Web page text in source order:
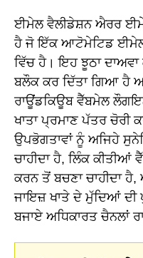
ਈਮੇਲ ਵੈਲੀਡੇਸ਼ਨ ਐਰਰ
ਹੈ ਜੋ ਇੱਕ ਆਟੋਮੇਟਿਡ
ਵਿੱਚ ਹੈ। ਇਹ ਝੂਠਾ
ਬਲੌਕ ਕਰ ਦਿੱਤਾ ਗਿਆ ਹੈ
ਰਾਊਂਡਕਿਊਬ ਵੈੱਬਮੇਲ
ਖਾਤਾ ਪ੍ਰਮਾਣ ਪੱਤਰ ਚੋਰੀ
ਉਪਭੋਗਤਾਵਾਂ ਨੂੰ ਅਜਿਹੇ
ਚਾਹੀਦਾ ਹੈ, ਲਿੰਕ ਕੀਤੀਆਂ
ਕਰਨ ਤੋਂ ਬਚਣਾ ਚਾਹੀਦਾ ਹੈ,
ਜਾਇਜ਼ ਖਾਤੇ ਦੇ ਮੁੱਦਿਆਂ ਦੀ
ਬਜਾਏ ਅਧਿਕਾਰਤ ਚੈਨਲਾਂ